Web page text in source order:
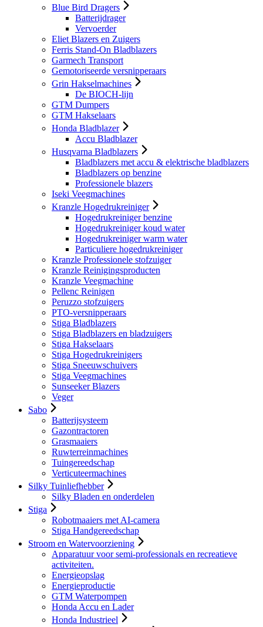
Blue Bird Dragers
Batterijdrager
Vervoerder
Eliet Blazers en Zuigers
Ferris Stand-On Bladblazers
Garmech Transport
Gemotoriseerde versnipperaars
Grin Hakselmachines
De BIOCH-lijn
GTM Dumpers
GTM Hakselaars
Honda Bladblazer
Accu Bladblazer
Husqvarna Bladblazers
Bladblazers met accu & elektrische bladblazers
Bladblazers op benzine
Professionele blazers
Iseki Veegmachines
Kranzle Hogedrukreiniger
Hogedrukreiniger benzine
Hogedrukreiniger koud water
Hogedrukreiniger warm water
Particuliere hogedrukreiniger
Kranzle Professionele stofzuiger
Kranzle Reinigingsproducten
Kranzle Veegmachine
Pellenc Reinigen
Peruzzo stofzuigers
PTO-versnipperaars
Stiga Bladblazers
Stiga Bladblazers en bladzuigers
Stiga Hakselaars
Stiga Hogedrukreinigers
Stiga Sneeuwschuivers
Stiga Veegmachines
Sunseeker Blazers
Veger
Sabo
Batterijsysteem
Gazontractoren
Grasmaaiers
Ruwterreinmachines
Tuingereedschap
Verticuteermachines
Silky Tuinliefhebber
Silky Bladen en onderdelen
Stiga
Robotmaaiers met AI-camera
Stiga Handgereedschap
Stroom en Watervoorziening
Apparatuur voor semi-professionals en recreatieve
activiteiten.
Energieopslag
Energieproductie
GTM Waterpompen
Honda Accu en Lader
Honda Industrieel